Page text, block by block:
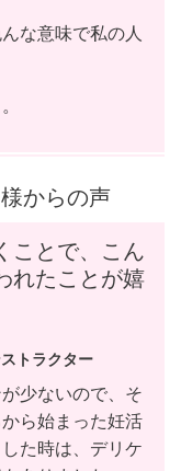
な意味で私の人
からの声
ことで、こん
れたことが嬉
トラクター
少ないので、そ
ら始まった妊活
た時は、デリケ